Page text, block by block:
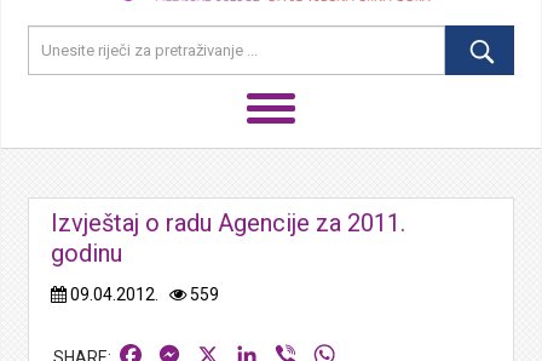
Izvještaj o radu Agencije za 2011.
godinu
09.04.2012. 559
FacebookMessengerLinkedIn
Viber